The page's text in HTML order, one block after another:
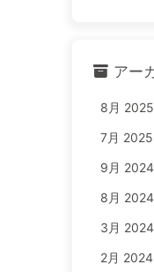
アー
8月 2025
7月 2025
9月 2024
8月 2024
3月 2024
2月 2024